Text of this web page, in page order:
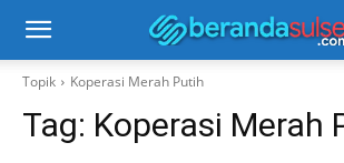
Topik Koperasi Merah Putih
Tag: Koperasi Merah